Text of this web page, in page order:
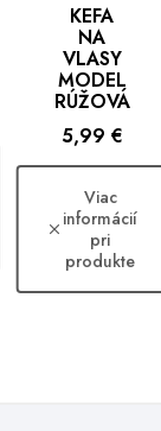
KEFA
NA
VLASY
MODEL
RÚŽOVÁ
Cena
5,99 €
Viac
informácií
pri
produkte